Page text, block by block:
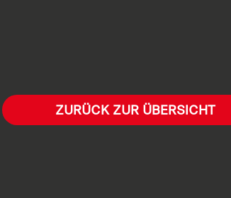
ZURÜCK ZUR ÜBERSICHT